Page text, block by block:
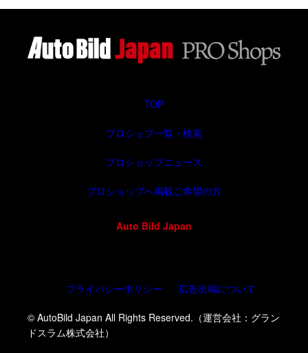
TOP
プロショプ一覧・検索
プロショップニュース
プロショップへ掲載ご希望の方
Auto Bild Japan
© AutoBild Japan All Rights Reserved.（運営会社：グラン
ドスラム株式会社）
プライバシーポリシー 広告出稿について